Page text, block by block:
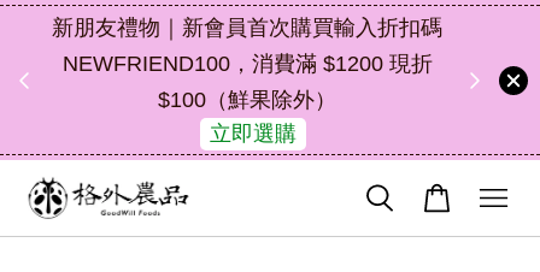
買輸入折扣碼
$1200 現折
中秋禮盒新上市｜橘皮植萃永續好禮，
油去味・送禮自用兩相宜
了解詳情